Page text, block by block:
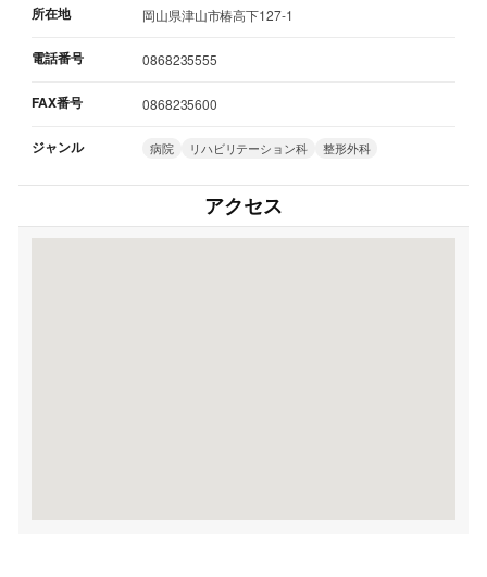
所在地 岡山県津山市椿高下127-1
電話番号 0868235555
FAX番号 0868235600
ジャンル 病院 リハビリテーション科 整形外科
アクセス